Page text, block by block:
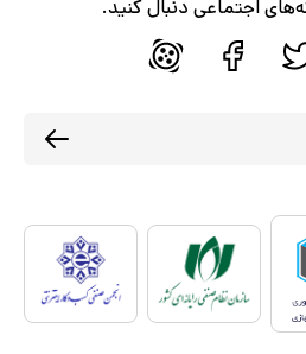
اجتماعی دنبال کنید.